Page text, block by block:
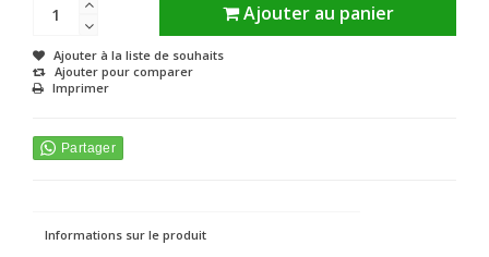
Ajouter au panier
Ajouter à la liste de souhaits
Ajouter pour comparer
Imprimer
Informations sur le produit